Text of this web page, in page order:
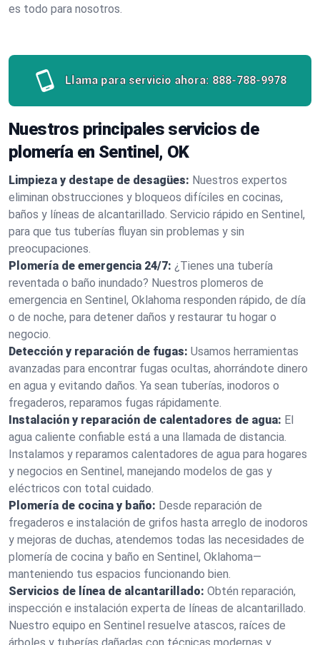
es todo para nosotros.
Llama para servicio ahora: 888-788-9978
Nuestros principales servicios de
plomería en Sentinel, OK
Limpieza y destape de desagües: Nuestros expertos
eliminan obstrucciones y bloqueos difíciles en cocinas,
baños y líneas de alcantarillado. Servicio rápido en Sentinel,
para que tus tuberías fluyan sin problemas y sin
preocupaciones.
Plomería de emergencia 24/7: ¿Tienes una tubería
reventada o baño inundado? Nuestros plomeros de
emergencia en Sentinel, Oklahoma responden rápido, de día
o de noche, para detener daños y restaurar tu hogar o
negocio.
Detección y reparación de fugas: Usamos herramientas
avanzadas para encontrar fugas ocultas, ahorrándote dinero
en agua y evitando daños. Ya sean tuberías, inodoros o
fregaderos, reparamos fugas rápidamente.
Instalación y reparación de calentadores de agua: El
agua caliente confiable está a una llamada de distancia.
Instalamos y reparamos calentadores de agua para hogares
y negocios en Sentinel, manejando modelos de gas y
eléctricos con total cuidado.
Plomería de cocina y baño: Desde reparación de
fregaderos e instalación de grifos hasta arreglo de inodoros
y mejoras de duchas, atendemos todas las necesidades de
plomería de cocina y baño en Sentinel, Oklahoma—
manteniendo tus espacios funcionando bien.
Servicios de línea de alcantarillado: Obtén reparación,
inspección e instalación experta de líneas de alcantarillado.
Nuestro equipo en Sentinel resuelve atascos, raíces de